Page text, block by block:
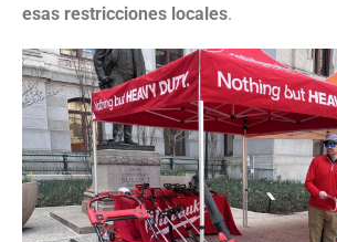
esas restricciones locales.